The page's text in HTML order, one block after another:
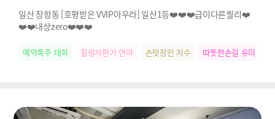
일산 장항동 [호평받은 VVIP아우라] 일산1등❤️❤️❤️급이다른퀄리❤️
❤️❤️내상zero❤️❤️❤️
예약폭주 태희 힐링자판기 연아 손맛장인 지수 따뜻한손길 유미